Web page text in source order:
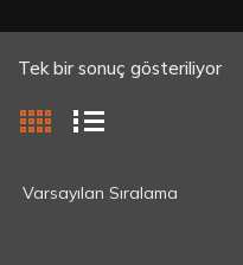
Tek bir sonuç gösteriliyor